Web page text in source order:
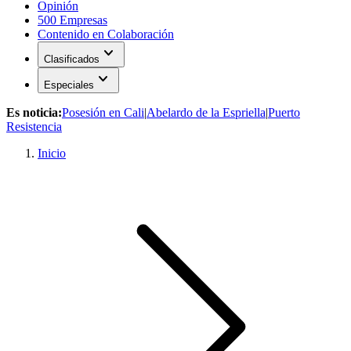
Opinión
500 Empresas
Contenido en Colaboración
Clasificados expand_more
Especiales expand_more
Es noticia:Posesión en Cali|Abelardo de la Espriella|Puerto
Resistencia
Inicio